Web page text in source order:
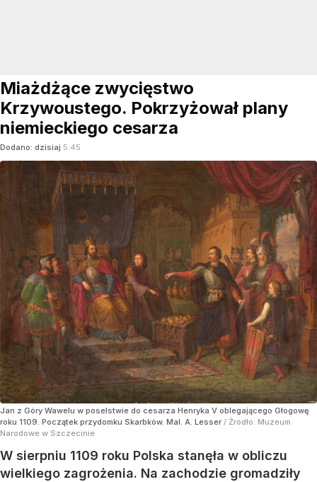
Miażdżące zwycięstwo
Krzywoustego. Pokrzyżował plany
niemieckiego cesarza
Dodano: dzisiaj 5:45
Jan z Góry Wawelu w poselstwie do cesarza Henryka V oblegającego Głogowę
roku 1109. Początek przydomku Skarbków. Mal. A. Lesser / Źródło: Muzeum
Narodowe w Szczecinie
W sierpniu 1109 roku Polska stanęła w obliczu
wielkiego zagrożenia. Na zachodzie gromadziły